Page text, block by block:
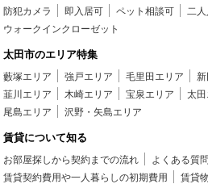
防犯カメラ
即入居可 ペット相談可
二
ウォークインクローゼット
太田市のエリア特集
藪塚エリア 強戸エリア 毛里田エリア
韮川エリア
木崎エリア 宝泉エリア 太
尾島エリア
沢野・矢島エリア
賃貸について知る
お部屋探しから契約までの流れ よくある質問
賃貸契約費用や一人暮らしの初期費用
賃貸